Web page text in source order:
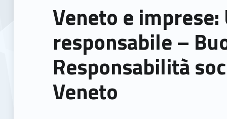
Veneto e imprese: Un futuro
responsabile –
Responsabilità
Veneto